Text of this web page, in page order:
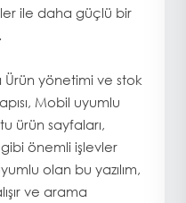
ile daha güçlü bir
Ürün yönetimi ve stok
Mobil uyumlu
ürün sayfaları,
önemli işlevler
olan bu yazılım,
ve arama